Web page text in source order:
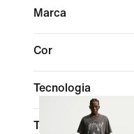
Marca
Cor
Tecnologia
Tamanho